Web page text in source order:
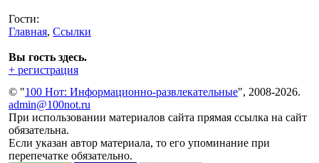
Гости:
Главная, Ссылки
Вы гость здесь.
+ регистрация
© "100 Нот: Информационно-развлекательные", 2008-2026.
admin@100not.ru
При использовании материалов сайта прямая ссылка на сайт
обязательна.
Если указан автор материала, то его упоминание при
перепечатке обязательно.